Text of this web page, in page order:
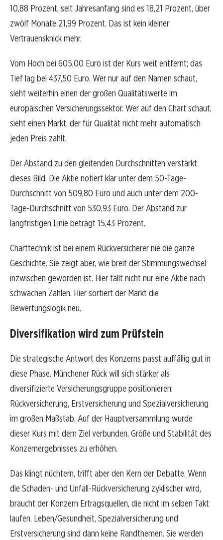
10,88 Prozent, seit Jahresanfang sind es 18,21 Prozent, über
zwölf Monate 21,99 Prozent. Das ist kein kleiner
Vertrauensknick mehr.
Vom Hoch bei 605,00 Euro ist der Kurs weit entfernt; das
Tief lag bei 437,50 Euro. Wer nur auf den Namen schaut,
sieht weiterhin einen der großen Qualitätswerte im
europäischen Versicherungssektor. Wer auf den Chart schaut,
sieht einen Markt, der für Qualität nicht mehr automatisch
jeden Preis zahlt.
Der Abstand zu den gleitenden Durchschnitten verstärkt
dieses Bild. Die Aktie notiert klar unter dem 50-Tage-
Durchschnitt von 509,80 Euro und auch unter dem 200-
Tage-Durchschnitt von 530,93 Euro. Der Abstand zur
langfristigen Linie beträgt 15,43 Prozent.
Charttechnik ist bei einem Rückversicherer nie die ganze
Geschichte. Sie zeigt aber, wie breit der Stimmungswechsel
inzwischen geworden ist. Hier fällt nicht nur eine Aktie nach
schwachen Zahlen. Hier sortiert der Markt die
Bewertungslogik neu.
Diversifikation wird zum Prüfstein
Die strategische Antwort des Konzerns passt auffällig gut in
diese Phase. Münchener Rück will sich stärker als
diversifizierte Versicherungsgruppe positionieren:
Rückversicherung, Erstversicherung und Spezialversicherung
im großen Maßstab. Auf der Hauptversammlung wurde
dieser Kurs mit dem Ziel verbunden, Größe und Stabilität des
Konzernergebnisses zu erhöhen.
Das klingt nüchtern, trifft aber den Kern der Debatte. Wenn
die Schaden- und Unfall-Rückversicherung zyklischer wird,
braucht der Konzern Ertragsquellen, die nicht im selben Takt
laufen. Leben/Gesundheit, Spezialversicherung und
Erstversicherung sind dann keine Randthemen. Sie werden